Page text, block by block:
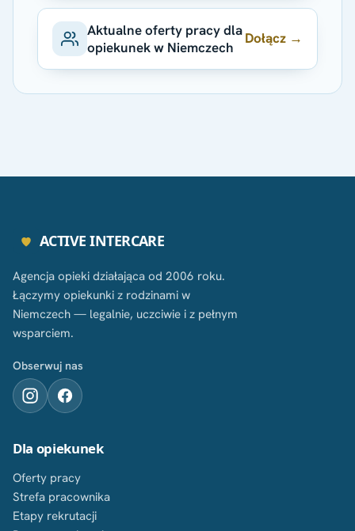
Aktualne oferty pracy dla
opiekunek w Niemczech
Dołącz →
ACTIVE INTERCARE
Agencja opieki działająca od 2006 roku.
Łączymy opiekunki z rodzinami w
Niemczech — legalnie, uczciwie i z pełnym
wsparciem.
Obserwuj nas
Dla opiekunek
Oferty pracy
Strefa pracownika
Etapy rekrutacji